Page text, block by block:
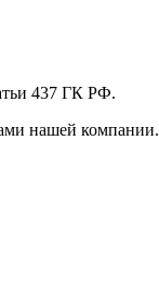
437 ГК РФ.
нашей компании.